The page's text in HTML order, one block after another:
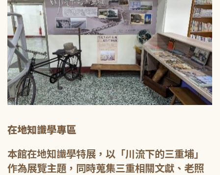
在地知識學專區
本館在地知識學特展，以「川流下的三重埔」
作為展覽主題，同時蒐集三重相關文獻、老照